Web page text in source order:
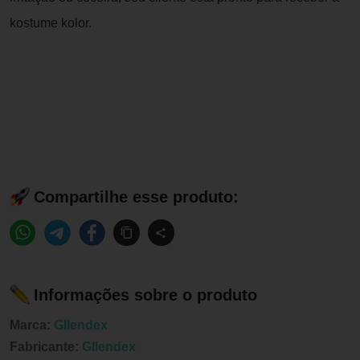
kostume kolor.
Compartilhe esse produto:
Informações sobre o produto
Marca: Gllendex
Fabricante: Gllendex